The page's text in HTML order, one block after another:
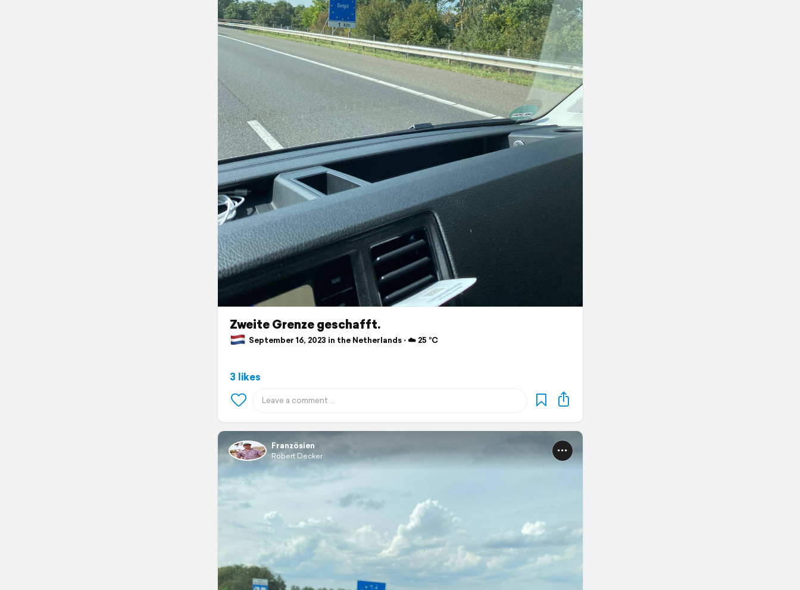
Zweite Grenze geschafft.
September 16, 2023 in the Netherlands ⋅ ☁️ 25 °C
3 likes
Französien
Robert Decker